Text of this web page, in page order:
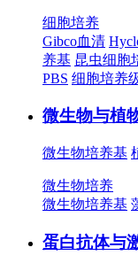
细胞培养
Gibco血清
养基 昆虫细胞
PBS 细胞培养
微生物与植
微生物培养基
微生物培养
微生物培养基
蛋白抗体与